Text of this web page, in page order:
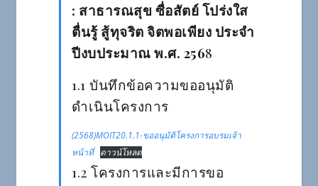
: สาธารณสุข ซื่อสัตย์ โปร่งใส
ตื่นรู้ สู้ทุจริต จิตพอเพียง ประจำ
ปีงบประมาณ พ.ศ. 2568
1.1 บันทึกข้อความขออนุมัติ
ดำเนินโครงการ
(2568)MOIT20.1.1-ขออนุมัติโครงการอบรมเจ้า
หน้าที่ ดาวน์โหลด
1.2 โครงการและมีการขอ